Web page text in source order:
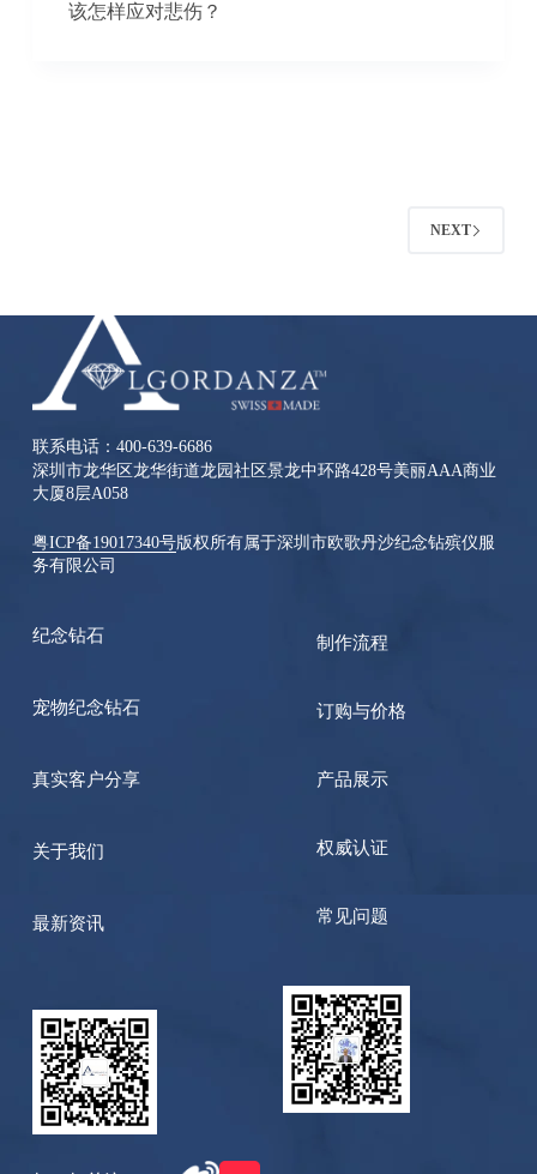
该怎样应对悲伤？
NEXT
联系电话：400-639-6686
深圳市龙华区龙华街道龙园社区景龙中环路428号美丽AAA商业
大厦8层A058
粤ICP备19017340号版权所有属于深圳市欧歌丹沙纪念钻殡仪服
务有限公司
纪念钻石
宠物纪念钻石
真实客户分享
关于我们
最新资讯
制作流程
订购与价格
产品展示
权威认证
常见问题